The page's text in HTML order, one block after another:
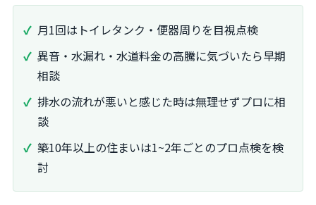
月1回はトイレタンク・便器周りを目視点検
異音・水漏れ・水道料金の高騰に気づいたら早期
相談
排水の流れが悪いと感じた時は無理せずプロに相
談
築10年以上の住まいは1~2年ごとのプロ点検を検
討